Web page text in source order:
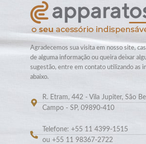
Agradecemos sua visita em nosso site,
de alguma informação ou queira deixar
sugestão, entre em contato utilizando as
abaixo.
R. Etram, 442 - Vila Jupiter, São
Campo - SP, 09890-410
Telefone: +55 11 4399-1515
ou +55 11 98367-2722